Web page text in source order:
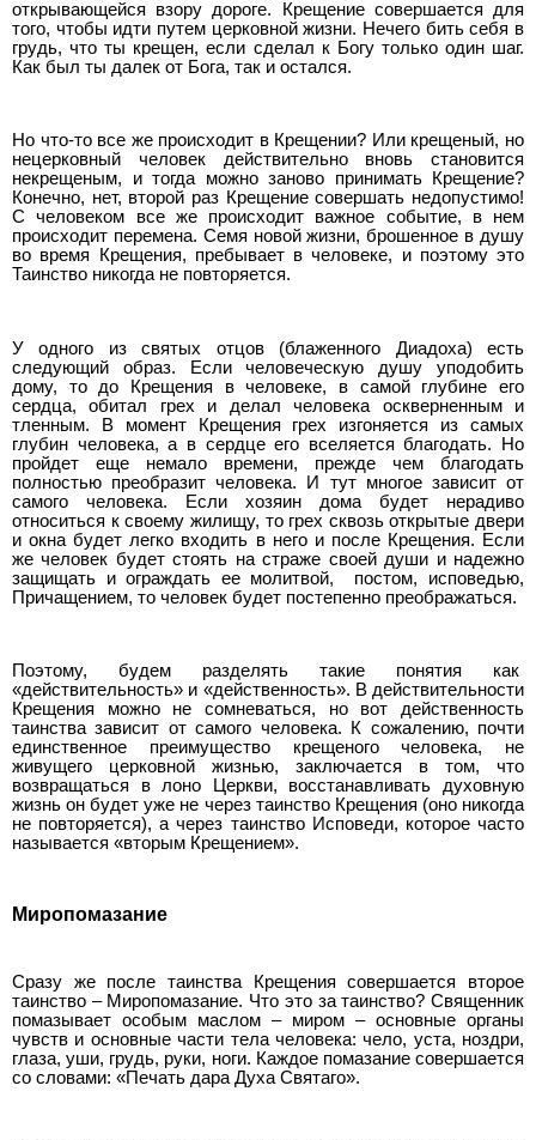
открывающейся взору дороге. Крещение совершается для
того, чтобы идти путем церковной жизни. Нечего бить себя в
грудь, что ты крещен, если сделал к Богу только один шаг.
Как был ты далек от Бога, так и остался.
Но что-то все же происходит в Крещении? Или крещеный, но
нецерковный человек действительно вновь становится
некрещеным, и тогда можно заново принимать Крещение?
Конечно, нет, второй раз Крещение совершать недопустимо!
С человеком все же происходит важное событие, в нем
происходит перемена. Семя новой жизни, брошенное в душу
во время Крещения, пребывает в человеке, и поэтому это
Таинство никогда не повторяется.
У одного из святых отцов (блаженного Диадоха) есть
следующий образ. Если человеческую душу уподобить
дому, то до Крещения в человеке, в самой глубине его
сердца, обитал грех и делал человека оскверненным и
тленным. В момент Крещения грех изгоняется из самых
глубин человека, а в сердце его вселяется благодать. Но
пройдет еще немало времени, прежде чем благодать
полностью преобразит человека. И тут многое зависит от
самого человека. Если хозяин дома будет нерадиво
относиться к своему жилищу, то грех сквозь открытые двери
и окна будет легко входить в него и после Крещения. Если
же человек будет стоять на страже своей души и надежно
защищать и ограждать ее молитвой, постом, исповедью,
Причащением, то человек будет постепенно преображаться.
Поэтому, будем разделять такие понятия как
«действительность» и «действенность». В действительности
Крещения можно не сомневаться, но вот действенность
таинства зависит от самого человека. К сожалению, почти
единственное преимущество крещеного человека, не
живущего церковной жизнью, заключается в том, что
возвращаться в лоно Церкви, восстанавливать духовную
жизнь он будет уже не через таинство Крещения (оно никогда
не повторяется), а через таинство Исповеди, которое часто
называется «вторым Крещением».
Миропомазание
Сразу же после таинства Крещения совершается второе
таинство – Миропомазание. Что это за таинство? Священник
помазывает особым маслом – миром – основные органы
чувств и основные части тела человека: чело, уста, ноздри,
глаза, уши, грудь, руки, ноги. Каждое помазание совершается
со словами: «Печать дара Духа Святаго».